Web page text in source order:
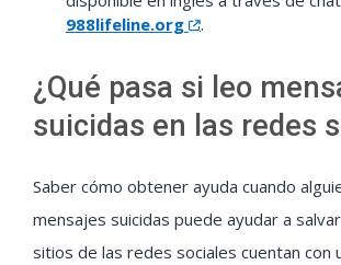
988lifeline.org
.
¿Qué pasa si leo
suicidas en las redes
Saber cómo obtener ayuda cuando
mensajes suicidas puede ayudar a
sitios de las redes sociales cuentan con